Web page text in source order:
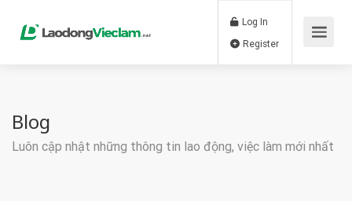
Log In
Blog
Luôn cập nhật những thông tin lao động, việc làm mới nhất